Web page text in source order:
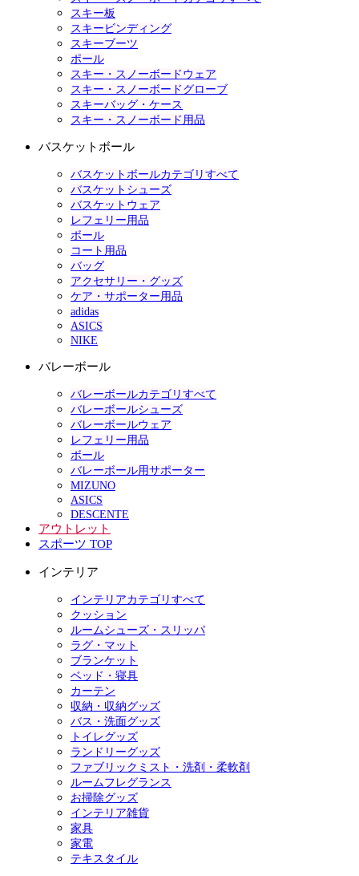
スキー板
スキービンディング
スキーブーツ
ポール
スキー・スノーボードウェア
スキー・スノーボードグローブ
スキーバッグ・ケース
スキー・スノーボード用品
バスケットボール
バスケットボールカテゴリすべて
バスケットシューズ
バスケットウェア
レフェリー用品
ボール
コート用品
バッグ
アクセサリー・グッズ
ケア・サポーター用品
adidas
ASICS
NIKE
バレーボール
バレーボールカテゴリすべて
バレーボールシューズ
バレーボールウェア
レフェリー用品
ボール
バレーボール用サポーター
MIZUNO
ASICS
DESCENTE
アウトレット
スポーツ TOP
インテリア
インテリアカテゴリすべて
クッション
ルームシューズ・スリッパ
ラグ・マット
ブランケット
ベッド・寝具
カーテン
収納・収納グッズ
バス・洗面グッズ
トイレグッズ
ランドリーグッズ
ファブリックミスト・洗剤・柔軟剤
ルームフレグランス
お掃除グッズ
インテリア雑貨
家具
家電
テキスタイル